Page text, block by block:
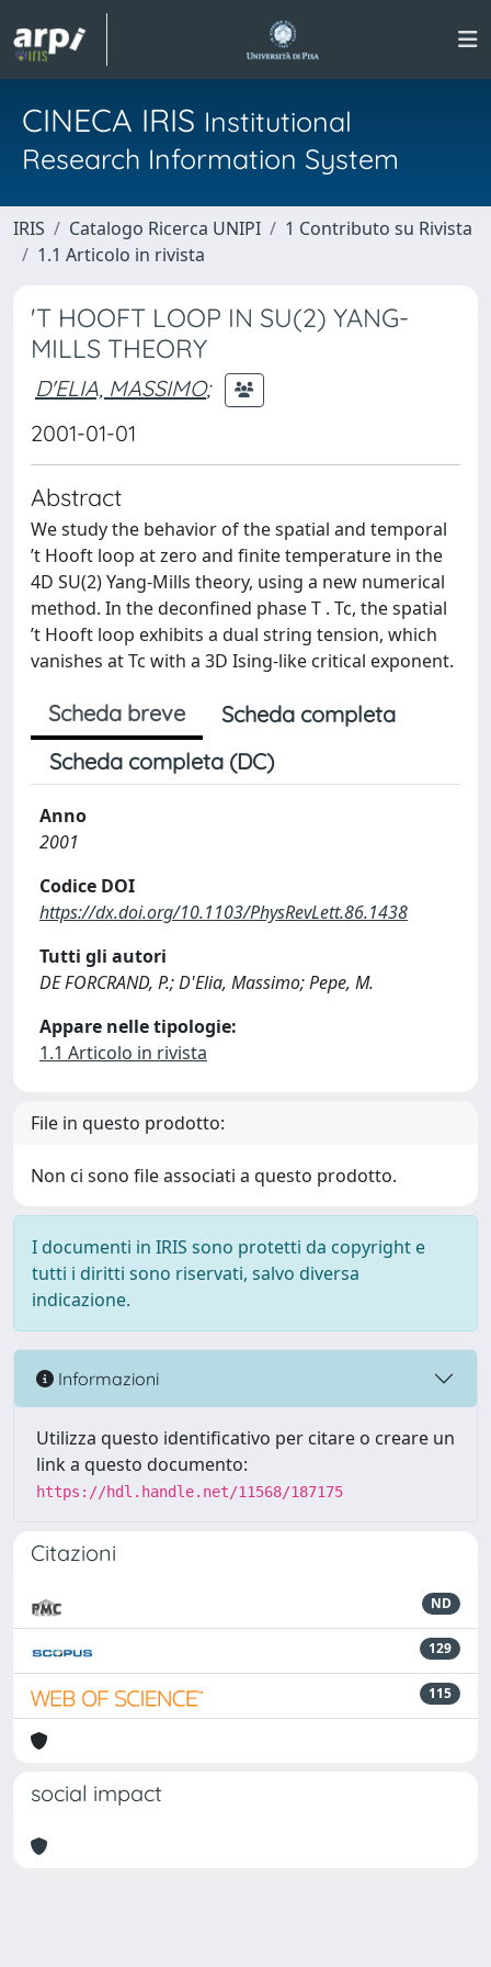
CINECA IRIS Institutional
Research Information System
IRIS Catalogo Ricerca UNIPI
1 Contributo su Rivista
1.1 Articolo in rivista
'T HOOFT LOOP IN SU(2) YANG-
MILLS THEORY
D'ELIA, MASSIMO;
2001-01-01
Abstract
We study the behavior of the spatial and temporal
’t Hooft loop at zero and finite temperature in the
4D SU(2) Yang-Mills theory, using a new numerical
method. In the deconfined phase T . Tc, the spatial
’t Hooft loop exhibits a dual string tension, which
vanishes at Tc with a 3D Ising-like critical exponent.
Scheda breve
Scheda completa
Scheda completa (DC)
Anno
2001
Codice DOI
https://dx.doi.org/10.1103/PhysRevLett.86.1438
Tutti gli autori
DE FORCRAND, P.; D'Elia, Massimo; Pepe, M.
Appare nelle tipologie:
1.1 Articolo in rivista
File in questo prodotto:
Non ci sono file associati a questo prodotto.
I documenti in IRIS sono protetti da copyright e
tutti i diritti sono riservati, salvo diversa
indicazione.
Informazioni
Utilizza questo identificativo per citare o creare un
link a questo documento:
https://hdl.handle.net/11568/187175
Citazioni
ND
129
115
social impact